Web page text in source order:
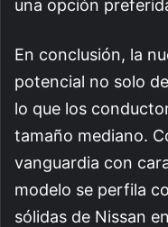
una opción
En conclusión, la
potencial no solo
lo que los
tamaño mediano.
vanguardia con
modelo se perfila
sólidas de Nissan